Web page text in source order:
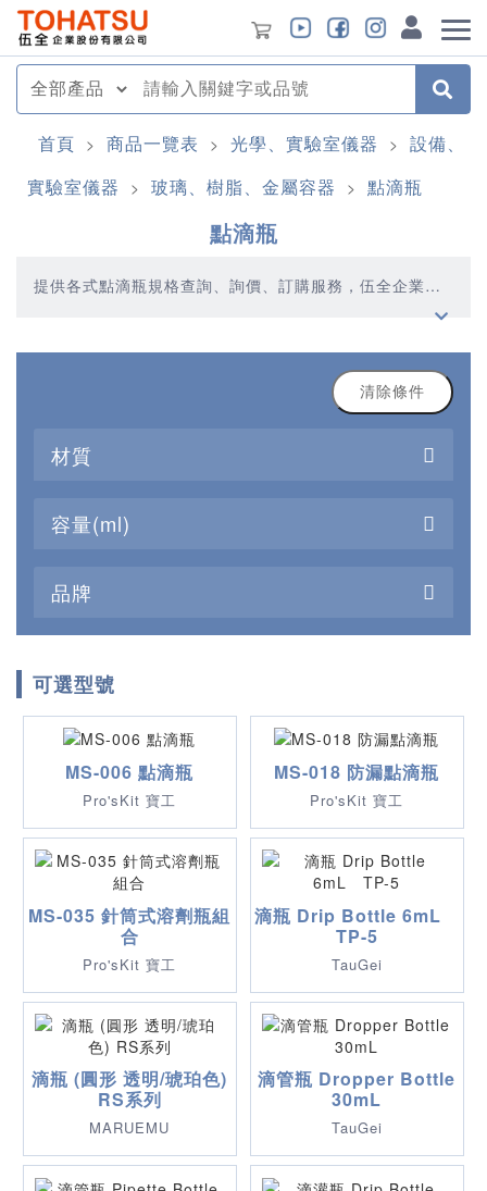
首頁 > 商品一覽表 > 光學、實驗室儀器 > 設備、
實驗室儀器
> 玻璃、樹脂、金屬容器 > 點滴瓶
點滴瓶
提供各式點滴瓶規格查詢、詢價、訂購服務，伍全企業深
清除條件
材質
容量(ml)
品牌
可選型號
MS-006 點滴瓶
Pro'sKit 寶工
MS-018 防漏點滴瓶
Pro'sKit 寶工
MS-035 針筒式溶劑瓶組
合
Pro'sKit 寶工
滴瓶 Drip Bottle 6mL
TP-5
TauGei
滴瓶 (圓形 透明/琥珀色)
RS系列
MARUEMU
滴管瓶 Dropper Bottle
30mL
TauGei